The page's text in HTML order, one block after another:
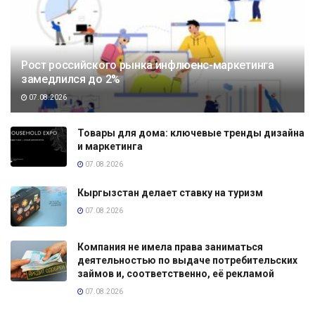
Рост российского рынка инфлюенс-маркетинга
замедлился до 2%
07.08.2026
Товары для дома: ключевые тренды дизайна
и маркетинга
07.08.2026
Кыргызстан делает ставку на туризм
07.08.2026
Компания не имела права заниматься
деятельностью по выдаче потребительских
займов и, соответственно, её рекламой
07.08.2026